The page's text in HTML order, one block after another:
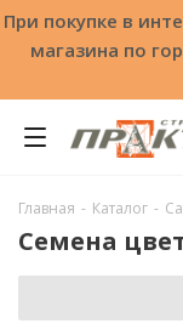
При покупке в
магазина по
Главная - Каталог -
Семена